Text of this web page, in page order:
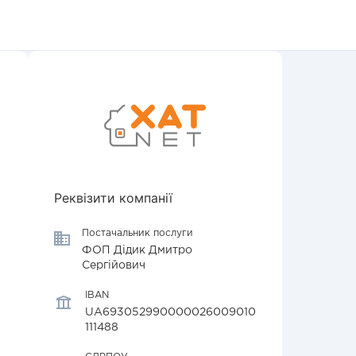
Реквізити компанії
Постачальник послуги
ФОП Дідик Дмитро
Сергійович
IBAN
UA693052990000026009010
111488